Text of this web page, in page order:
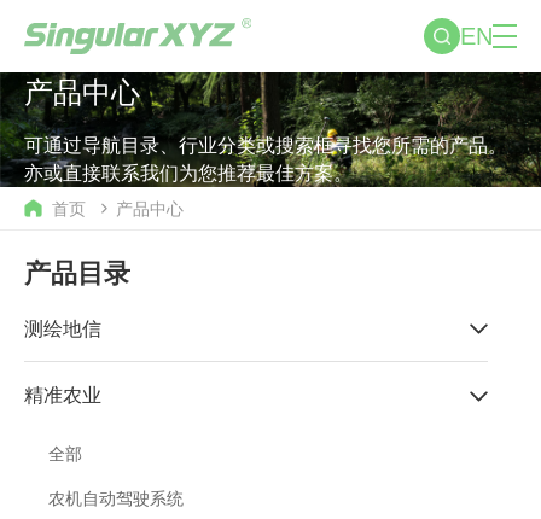
EN
产品中心
可通过导航目录、行业分类或搜索框寻找您所需的产品。
亦或直接联系我们为您推荐最佳方案。
首页 产品中心
产品目录
测绘地信
精准农业
全部
农机自动驾驶系统